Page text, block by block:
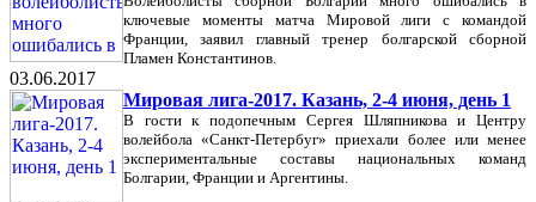
ключевые моменты матча Мировой лиги с командой
Франции, заявил главный тренер болгарской сборной
Пламен Константинов.
03.06.2017
Мировая лига-2017. Казань, 2-4 июня, день 1
В гости к подопечным Сергея Шляпникова и Центру
волейбола «Санкт-Петербуг» приехали более или менее
экспериментальные составы национальных команд
Болгарии, Франции и Аргентины.